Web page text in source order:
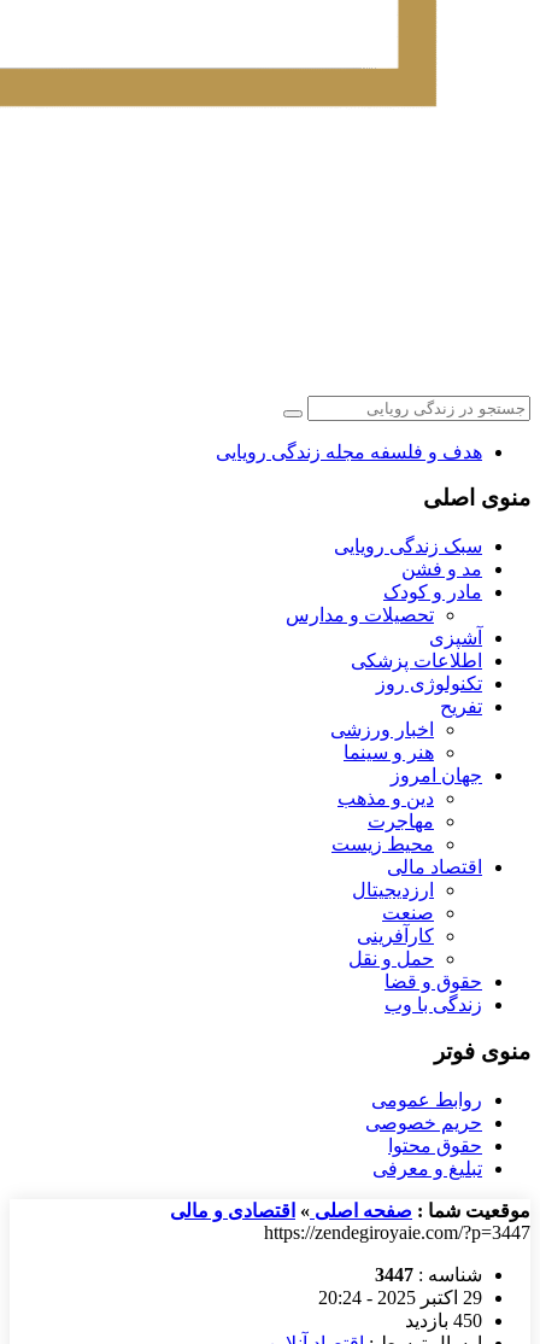
هدف و فلسفه مجله زندگی رویایی
منوی اصلی
سبک زندگی رویایی
مد و فشن
مادر و کودک
تحصیلات و مدارس
آشپزی
اطلاعات پزشکی
تکنولوژی روز
تفریح
اخبار ورزشی
هنر و سینما
جهان امروز
دین و مذهب
مهاجرت
محیط زیست
اقتصاد مالی
ارزدیجیتال
صنعت
کارآفرینی
حمل و نقل
حقوق و قضا
زندگی با وب
منوی فوتر
روابط عمومی
حریم خصوصی
حقوق محتوا
تبلیغ و معرفی
موقعیت شما : صفحه اصلی » اقتصادی و مالی
https://zendegiroyaie.com/?p=3447
شناسه : 3447
29 اکتبر 2025 - 20:24
450 بازدید